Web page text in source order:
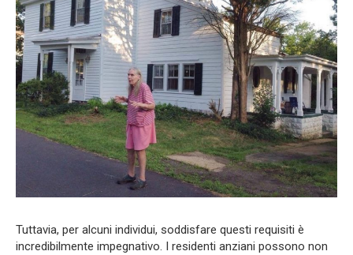
Tuttavia, per alcuni individui, soddisfare questi requisiti è
incredibilmente impegnativo. I residenti anziani possono non